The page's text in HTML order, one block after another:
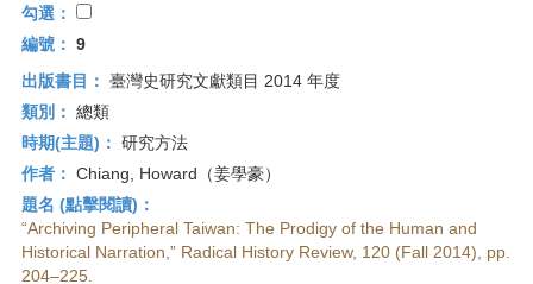
勾選：
編號： 9
出版書目： 臺灣史研究文獻類目 2014 年度
類別： 總類
時期(主題)： 研究方法
作者： Chiang, Howard（姜學豪）
題名 (點擊閱讀)：
“Archiving Peripheral Taiwan: The Prodigy of the Human and
Historical Narration,” Radical History Review, 120 (Fall 2014), pp.
204–225.